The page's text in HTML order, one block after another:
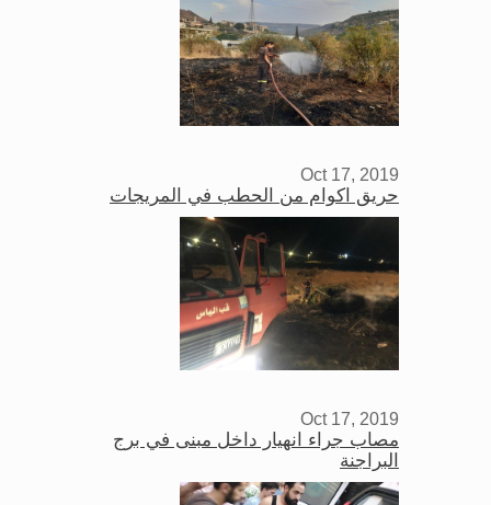
Oct 17, 2019
حريق اكوام من الحطب في المريجات
Oct 17, 2019
مصاب جراء انهيار داخل مبنى في برج
البراجنة